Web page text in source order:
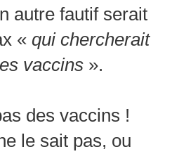
autre fautif serait
« qui chercherait
vaccins ».
des vaccins !
le sait pas, ou